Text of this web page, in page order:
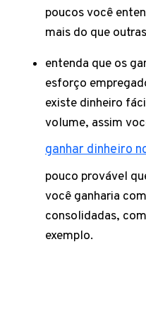
poucos você
mais do que
entenda que os
esforço
existe dinheiro
volume, assim
ganhar dinheiro
pouco provável
você ganharia
consolidadas,
exemplo.